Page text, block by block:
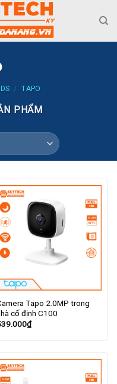
/ TAPO
PHẨM
Tapo 2.0MP trong
cố định C100
₫